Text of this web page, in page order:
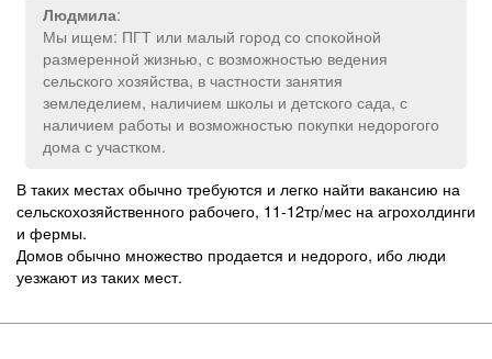
Людмила:
Мы ищем: ПГТ или малый город со спокойной
размеренной жизнью, с возможностью ведения
сельского хозяйства, в частности занятия
земледелием, наличием школы и детского сада, с
наличием работы и возможностью покупки недорогого
дома с участком.
В таких местах обычно требуются и легко найти вакансию на
сельскохозяйственного рабочего, 11-12тр/мес на агрохолдинги
и фермы.
Домов обычно множество продается и недорого, ибо люди
уезжают из таких мест.